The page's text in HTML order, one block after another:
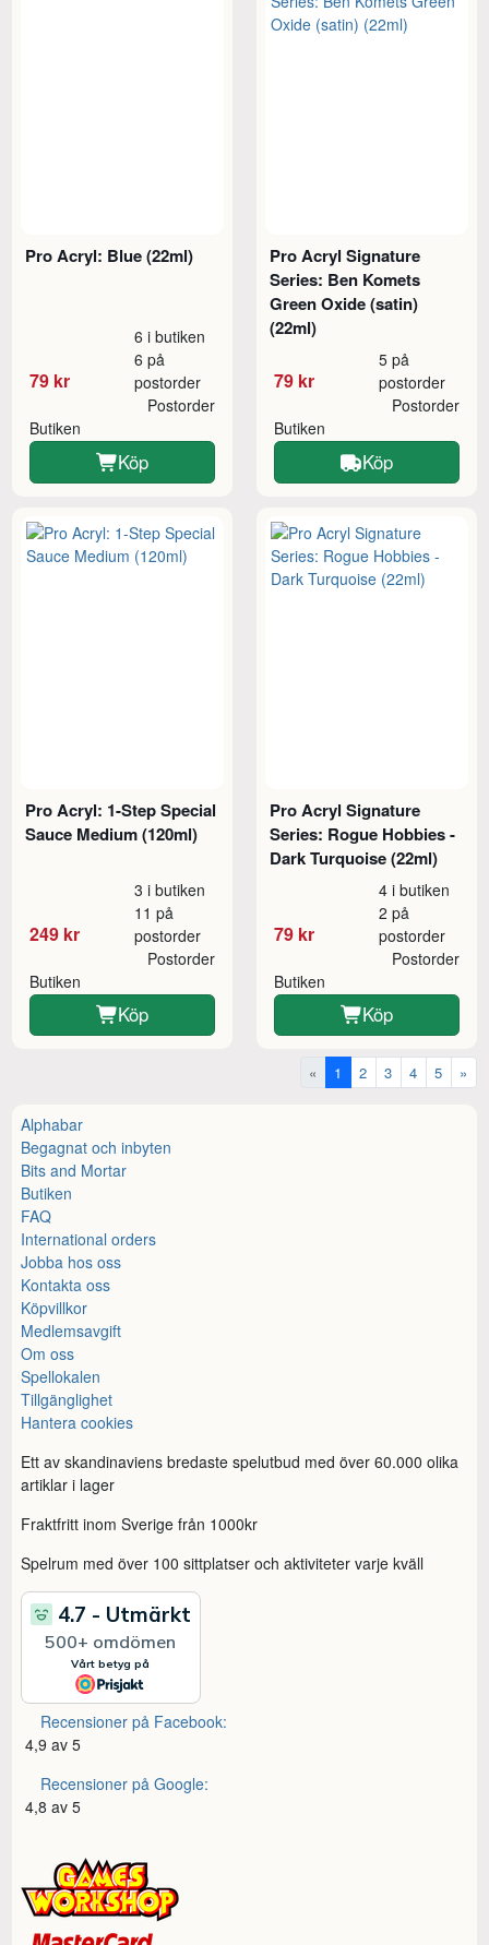
Pro Acryl: Blue (22ml)
79 kr
6 i butiken
6 på
postorder
Butiken
Postorder
Köp
Pro Acryl Signature
Series: Ben Komets
Green Oxide (satin)
(22ml)
79 kr
5 på
postorder
Butiken
Postorder
Köp
Pro Acryl: 1-Step Special
Sauce Medium (120ml)
249 kr
3 i butiken
11 på
postorder
Butiken
Postorder
Köp
Pro Acryl Signature
Series: Rogue Hobbies -
Dark Turquoise (22ml)
79 kr
4 i butiken
2 på
postorder
Butiken
Postorder
Köp
« 1 2 3 4 5 »
Alphabar
Begagnat och inbyten
Bits and Mortar
Butiken
FAQ
International orders
Jobba hos oss
Kontakta oss
Köpvillkor
Medlemsavgift
Om oss
Spellokalen
Tillgänglighet
Hantera cookies
Ett av skandinaviens bredaste spelutbud med över 60.000 olika
artiklar i lager
Fraktfritt inom Sverige från 1000kr
Spelrum med över 100 sittplatser och aktiviteter varje kväll
Recensioner på Facebook:
4,9 av 5
Recensioner på Google:
4,8 av 5